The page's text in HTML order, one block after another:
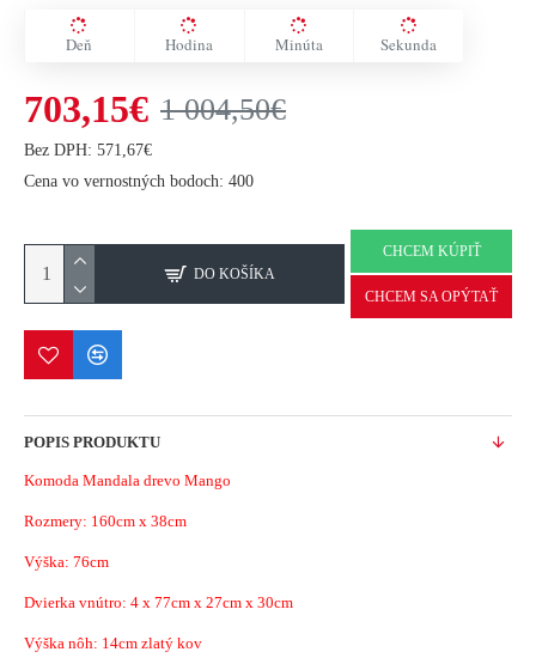
Deň Hodina Minúta Sekunda
703,15€ 1 004,50€
Bez DPH: 571,67€
Cena vo vernostných bodoch: 400
DO KOŠÍKA
CHCEM KÚPIŤ
CHCEM SA OPÝTAŤ
POPIS PRODUKTU
Komoda Mandala drevo Mango
Rozmery: 160cm x 38cm
Výška: 76cm
Dvierka vnútro: 4 x 77cm x 27cm x 30cm
Výška nôh: 14cm zlatý kov